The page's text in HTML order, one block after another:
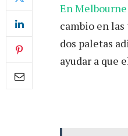
En Melbourne
cambio en
dos paletas
ayudar a que